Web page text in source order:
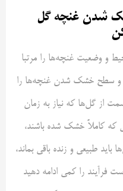
شدن غنچه گل
و وضعیت غنچه‌ها را مرتبا
و سطح خشک شدن غنچه‌ها را
از گل‌ها که نیاز به زمان
که کاملاً خشک شده باشند،
طبیعی و زنده باقی بماند،
فرآیند را کمی ادامه دهید